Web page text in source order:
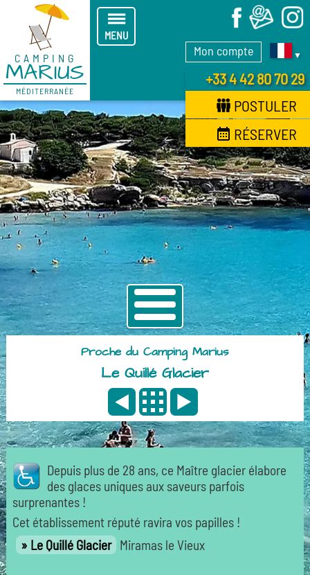
CAMPING
MARIUS
MÉDITERRANÉE
Mon compte ▼
+33 4 42 80 70 29
POSTULER
RÉSERVER
MENU
X
Proche du Camping Marius
Le Quillé Glacier
Depuis plus de 28 ans, ce Maître glacier élabore
des glaces uniques aux saveurs parfois
surprenantes !
Cet établissement réputé ravira vos papilles !
Le Quillé Glacier Miramas le Vieux